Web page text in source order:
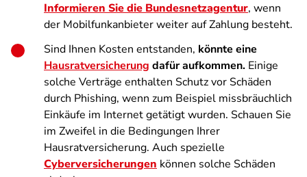
Informieren Sie die Bundesnetzagentur, wenn
der Mobilfunkanbieter weiter auf Zahlung besteht.
Sind Ihnen Kosten entstanden, könnte eine
Hausratversicherung dafür aufkommen. Einige
solche Verträge enthalten Schutz vor Schäden
durch Phishing, wenn zum Beispiel missbräuchlich
Einkäufe im Internet getätigt wurden. Schauen Sie
im Zweifel in die Bedingungen Ihrer
Hausratversicherung. Auch spezielle
Cyberversicherungen können solche Schäden